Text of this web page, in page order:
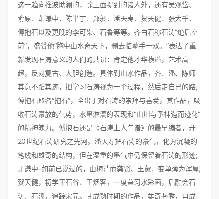
这一趋向推波助澜的，除上面提到的诸人外，还有吴观岱、
俞原、萧谦中、陈半丁、郑昶、潘天寿、贺天健、张大千、
傅抱石以及更晚的李可染、石鲁等等。齐白石称石涛“绝后空
前”，盛赞他“胸中山水奇天下，删去临摹手一双。”表达了重
新发现石涛意义的人们的共识：肯定他才华横溢，艺术高
超，反对复古、大胆创造。具体到山水作品，齐、潘、陈师
其意不蹈其迹，把学习石涛视为一个过程，然后走自己的路;
傅抱石取名“抱石”，全出于对石涛的崇拜与喜爱，其作品，吸
收石涛豪放的气势，水墨淋漓的表现和“山川与予神遇而迹化”
的精神魄力。傅抱石还是《石涛上人年谱》的最早编者，开
20世纪石涛研究之先河。潘天寿把石涛的豪气，化为沉凝的
笔线和雄奇的结构，但在湿重的墨气中仍保留着石涛的形迹;
萧谦中–如前已说过的，由梅清而龚贤、王蒙，变单薄为浑厚;
贺天健，初学王石谷、王烟客，一度兼习水彩画，后融会石
涛、石溪，追踪宋元。其成熟时期的作品，雄奇苍秀，自成